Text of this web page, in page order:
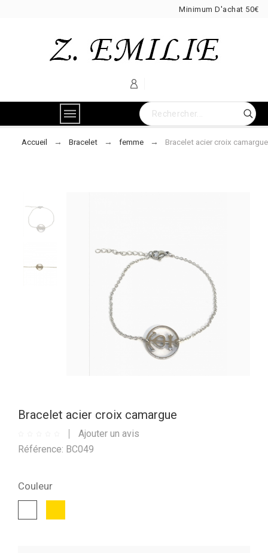
Minimum D'achat 50€
Accueil Bracelet femme Bracelet acier croix camargue
Bracelet acier croix camargue
Ajouter un avis
Référence: BC049
Couleur